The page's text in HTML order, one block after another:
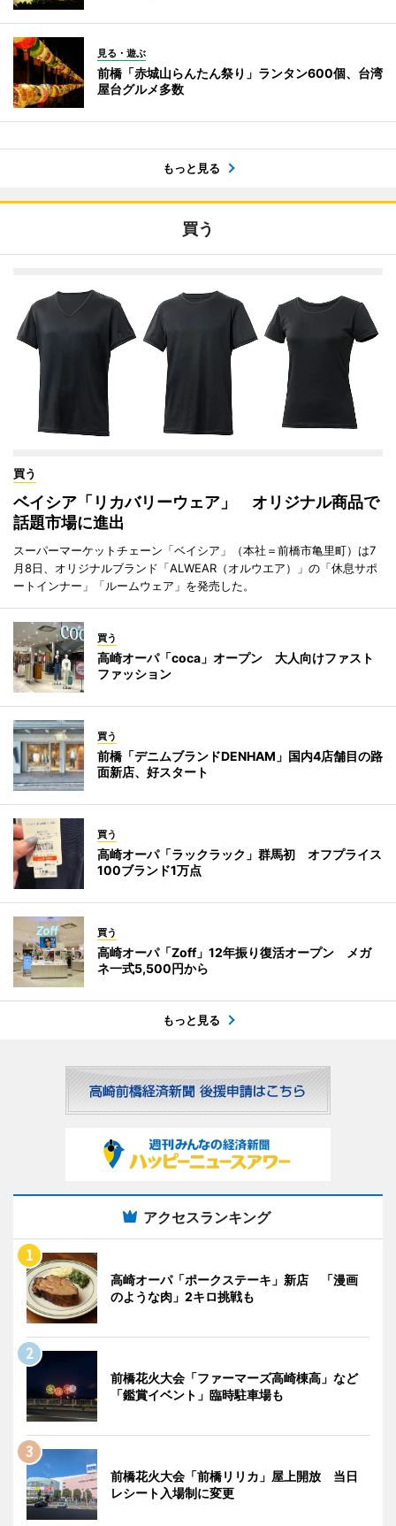
見る・遊ぶ
前橋「赤城山らんたん祭り」ランタン600個、台湾
屋台グルメ多数
もっと見る
買う
買う
ベイシア「リカバリーウェア」 オリジナル商品で
話題市場に進出
スーパーマーケットチェーン「ベイシア」（本社＝前橋市亀里町）は7
月8日、オリジナルブランド「ALWEAR（オルウエア）」の「休息サポ
ートインナー」「ルームウェア」を発売した。
買う
高崎オーパ「coca」オープン 大人向けファスト
ファッション
買う
前橋「デニムブランドDENHAM」国内4店舗目の路
面新店、好スタート
買う
高崎オーパ「ラックラック」群馬初 オフプライス
100ブランド1万点
買う
高崎オーパ「Zoff」12年振り復活オープン メガ
ネ一式5,500円から
もっと見る
アクセスランキング
高崎オーパ「ポークステーキ」新店 「漫画
のような肉」2キロ挑戦も
前橋花火大会「ファーマーズ高崎棟高」など
「鑑賞イベント」臨時駐車場も
前橋花火大会「前橋リリカ」屋上開放 当日
レシート入場制に変更